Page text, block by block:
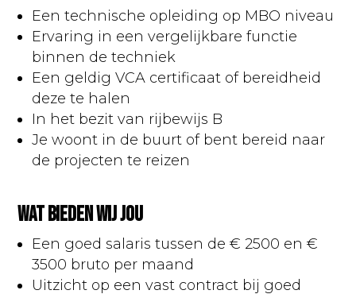
Een technische opleiding op MBO niveau
Ervaring in een vergelijkbare functie
binnen de techniek
Een geldig VCA certificaat of bereidheid
deze te halen
In het bezit van rijbewijs B
Je woont in de buurt of bent bereid naar
de projecten te reizen
Wat bieden wij jou
Een goed salaris tussen de € 2500 en €
3500 bruto per maand
Uitzicht op een vast contract bij goed